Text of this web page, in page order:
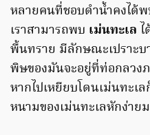
หลายคนที่ชอบดำน้ำคงได้พ
เราสามารถพบ เม่นทะเล
พื้นทราย มีลักษณะเปราะ
พิษของมันจะอยู่ที่ท่อกลวง
หากไปเหยียบโดนเม่นทะเ
หนามของเม่นทะเลหักง่าย